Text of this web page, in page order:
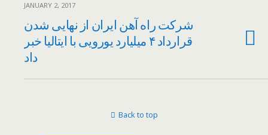
JANUARY 2, 2017
شرکت راه آهن ایران از نهایی شدن
قرارداد ۴ میلیارد یورویی با ایتالیا خبر
داد
Back to top